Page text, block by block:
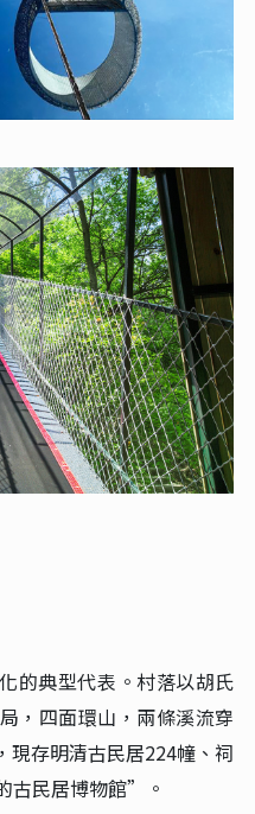
的典型代表‌。村落以胡氏
，四面環山，兩條溪流穿
現存明清古民居224幢、祠
古民居博物館”‌。